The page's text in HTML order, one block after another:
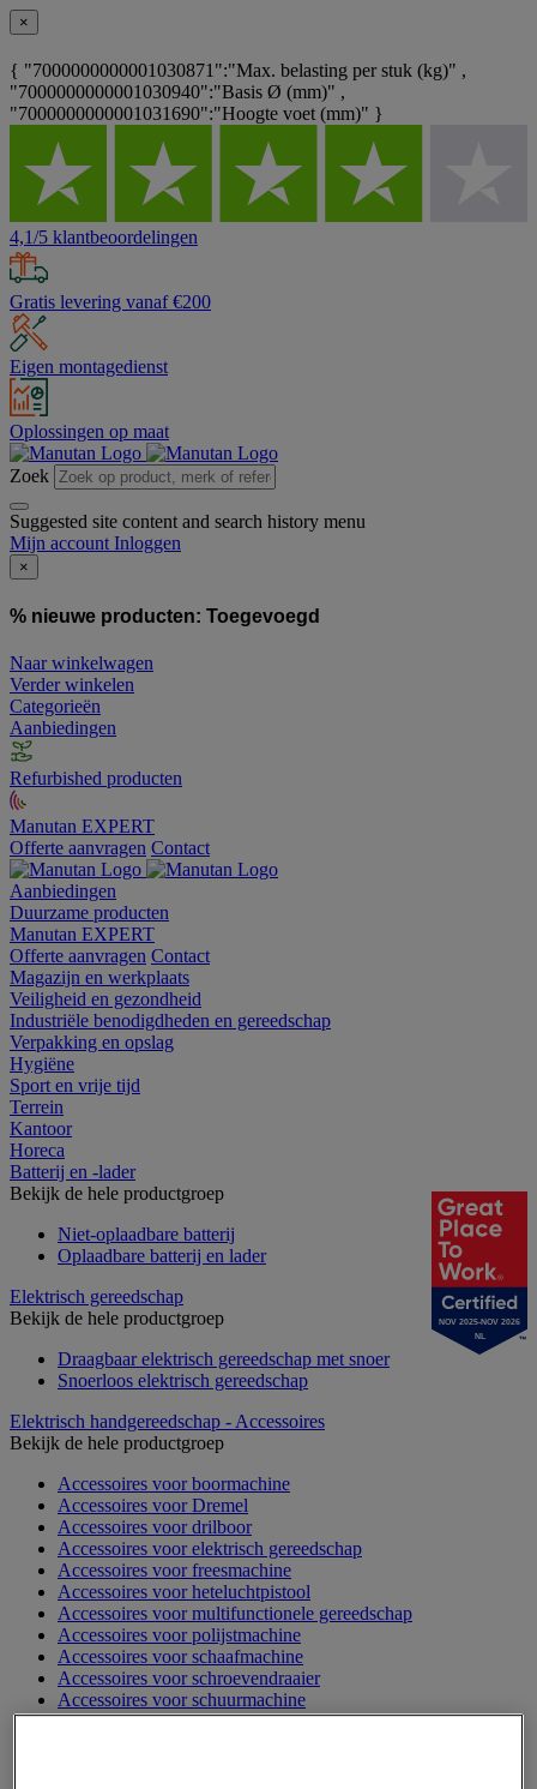
×
{ "7000000000001030871":"Max. belasting per stuk (kg)" ,
"7000000000001030940":"Basis Ø (mm)" ,
"7000000000001031690":"Hoogte voet (mm)" }
4,1/5 klantbeoordelingen
Gratis levering vanaf €200
Eigen montagedienst
Oplossingen op maat
Zoek
Suggested site content and search history menu
Mijn account Inloggen
×
% nieuwe producten: Toegevoegd
Naar winkelwagen
Verder winkelen
Categorieën
Aanbiedingen
Refurbished producten
Manutan EXPERT
Offerte aanvragen Contact
Aanbiedingen
Duurzame producten
Manutan EXPERT
Offerte aanvragen Contact
Magazijn en werkplaats
Veiligheid en gezondheid
Industriële benodigdheden en gereedschap
Verpakking en opslag
Hygiëne
Sport en vrije tijd
Terrein
Kantoor
Horeca
Batterij en -lader
Bekijk de hele productgroep
Niet-oplaadbare batterij
Oplaadbare batterij en lader
Elektrisch gereedschap
Bekijk de hele productgroep
Draagbaar elektrisch gereedschap met snoer
Snoerloos elektrisch gereedschap
Elektrisch handgereedschap - Accessoires
Bekijk de hele productgroep
Accessoires voor boormachine
Accessoires voor Dremel
Accessoires voor drilboor
Accessoires voor elektrisch gereedschap
Accessoires voor freesmachine
Accessoires voor heteluchtpistool
Accessoires voor multifunctionele gereedschap
Accessoires voor polijstmachine
Accessoires voor schaafmachine
Accessoires voor schroevendraaier
Accessoires voor schuurmachine
Accessoires voor slijpmachine
NOV 2025-NOV 2026
NL